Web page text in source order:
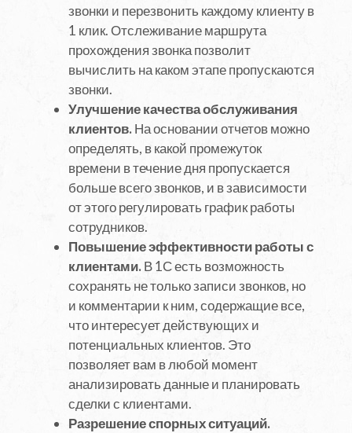
звонки и перезвонить каждому клиенту в
1 клик. Отслеживание маршрута
прохождения звонка позволит
вычислить на каком этапе пропускаются
звонки.
Улучшение качества обслуживания
клиентов.На основании отчетов можно
определять, в какой промежуток
времени в течение дня пропускается
больше всего звонков, и в зависимости
от этого регулировать график работы
сотрудников.
Повышение эффективности работы с
клиентами.В 1С есть возможность
сохранять не только записи звонков, но
и комментарии к ним, содержащие все,
что интересует действующих и
потенциальных клиентов. Это
позволяет вам в любой момент
анализировать данные и планировать
сделки с клиентами.
Разрешение спорных ситуаций.